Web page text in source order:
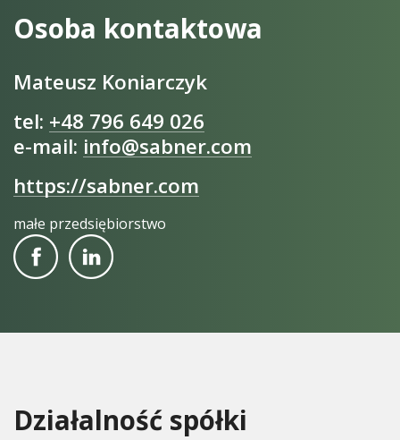
Osoba kontaktowa
Mateusz Koniarczyk
tel: +48 796 649 026
e-mail: info@sabner.com
https://sabner.com
małe przedsiębiorstwo
Działalność spółki